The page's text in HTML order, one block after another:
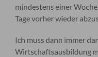
mindestens einer
Tage vorher wieder
Ich muss dann immer
Wirtschaftsausbildung